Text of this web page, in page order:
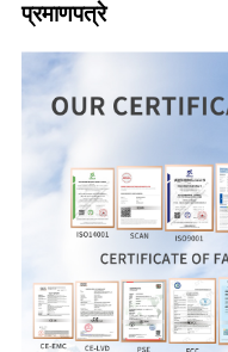
प्रमाणपत्रे